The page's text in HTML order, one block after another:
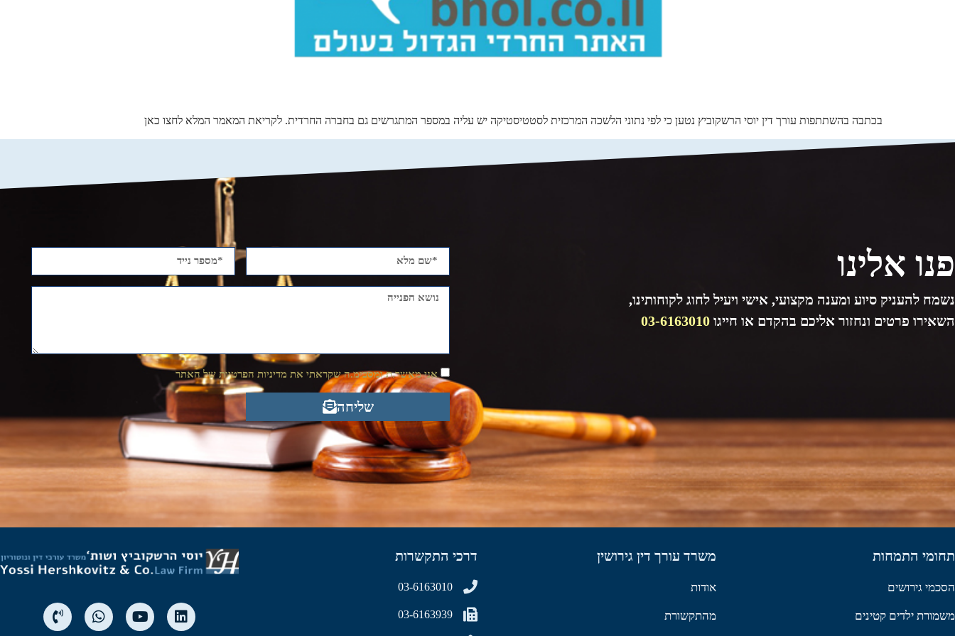
בכתבה בהשתתפות עורך דין יוסי הרשקוביץ נטען כי לפי נתוני הלשכה המרכזית לסטטיסטיקה יש עליה במספר המתגרשים גם בחברה החרדית. לקריאת המאמר המלא לחצו כאן
פנו אלינו
נשמח להעניק סיוע ומענה מקצועי, אישי ויעיל לחוג לקוחותינו,
השאירו פרטים ונחזור אליכם בהקדם או חייגו 03-6163010
אני מאשר.ת ומסכימ.ה שקראתי את מדיניות הפרטיות של האתר
שליחה
תחומי התמחות
הסכמי גירושים
משמורת ילדים קטינים
משרד עורך דין גירושין
אודות
מהתקשורת
דרכי התקשרות
03-6163010
03-6163939